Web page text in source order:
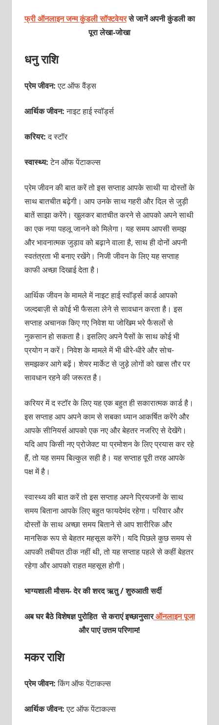
फ्री ऑनलाइन जन्म कुंडली सॉफ्टवेयरसे जानें अपनी कुंडली का
पूरा लेखा-जोखा
धनु राशि
प्रेम जीवन:एट ऑफ वैंड्स
आर्थिक जीवन:नाइट हाई स्वॉर्ड्स
करियर:द स्टॉर
स्वास्थ्य:टेन ऑफ पेंटाकल्स
प्रेम जीवन की बात करें तो इस सप्ताह आपके साथी या दोस्तों के
साथ बातचीत बढ़ेगी। आप उनके साथ गहरी और दिल से जुड़ी
बातें साझा करेंगे। खुलकर बातचीत करने से आपको अपने साथी
का एक नया पहलू जानने को मिलेगा। यह समय आपसी समझ
और भावनात्मक जुड़ाव को बढ़ाने वाला है, साथ ही दोनों अपनी
स्वतंत्रता भी बनाए रखेंगे। निजी जीवन के लिए यह सप्ताह
काफी अच्छा दिखाई देता है।
आर्थिक जीवन के मामले में नाइट हाई स्वॉर्ड्स कार्ड आपको
जल्दबाज़ी से कोई भी फैसला लेने से सावधान करता है। इस
सप्ताह अचानक किए गए निवेश या जोखिम भरे फैसलों से
नुकसान हो सकता है। इसलिए अपने पैसों के साथ कोई भी
प्रयोग न करें। निवेश के मामले में भी धीरे-धीरे और सोच-
समझकर आगे बढ़ें। शेयर मार्केट से जुड़े लोगों को खास तौर पर
सावधान रहने की जरूरत है।
करियर में द स्टॉर के लिए यह एक बहुत ही सकारात्मक कार्ड है।
इस सप्ताह आप अपने काम से सबका ध्यान आकर्षित करेंगे और
आपके सीनियर्स आपको एक नए और बेहतर नजरिए से देखेंगे।
यदि आप किसी नए प्रोजेक्ट या प्रमोशन के लिए प्रयास कर रहे
हैं, तो यह समय बिल्कुल सही है। यह सप्ताह पूरी तरह आपके
पक्ष में है।
स्वास्थ्य की बात करें तो इस सप्ताह अपने प्रियजनों के साथ
समय बिताना आपके लिए बहुत फायदेमंद रहेगा। परिवार और
दोस्तों के साथ अच्छा समय बिताने से आप शारीरिक और
मानसिक रूप से बेहतर महसूस करेंगे। यदि पिछले कुछ समय से
आपकी तबीयत ठीक नहीं थी, तो यह सप्ताह पहले से कहीं बेहतर
रहेगा और आपको राहत महसूस होगी।
भाग्यशाली मौसम- देर की शरद ऋतु / शुरुआती सर्दी
अब घर बैठे विशेषज्ञ पुरोहित से कराएं इच्छानुसारऑनलाइन पूजा
और पाएं उत्तम परिणाम!
मकर राशि
प्रेम जीवन:किंग ऑफ पेंटाकल्स
आर्थिक जीवन:एट ऑफ पेंटाकल्स